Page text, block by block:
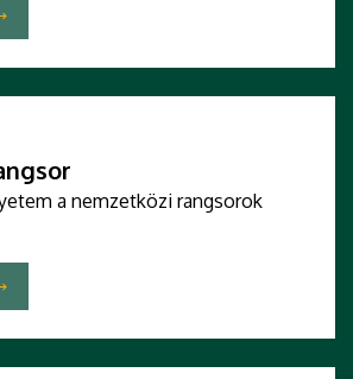
a nemzetközi rangsorok